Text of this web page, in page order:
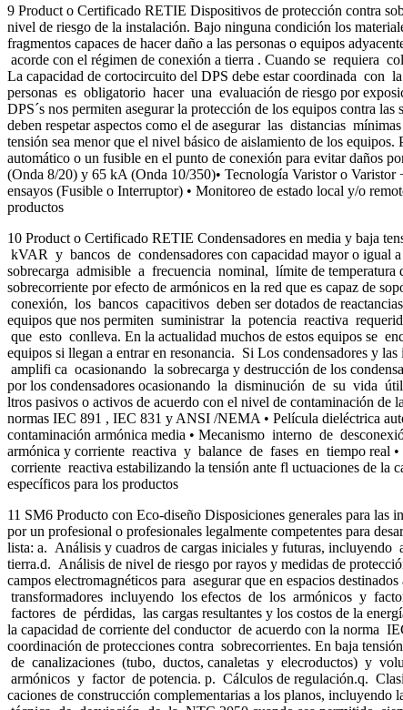
9 Product o Certificado RETIE Dispositivos de protección contra
nivel de riesgo de la instalación. Bajo ninguna condición los
fragmentos capaces de hacer daño a las personas o equipos
acorde con el régimen de conexión a tierra . Cuando se requiera
La capacidad de cortocircuito del DPS debe estar coordinada con
personas es obligatorio hacer una evaluación de riesgo por
DPS´s nos permiten asegurar la protección de los equipos contra
deben respetar aspectos como el de asegurar las distancias
tensión sea menor que el nivel básico de aislamiento de los
automático o un fusible en el punto de conexión para evitar daños
(Onda 8/20) y 65 kA (Onda 10/350)• Tecnología Varistor o
ensayos (Fusible o Interruptor) • Monitoreo de estado local y/o
productos
10 Product o Certificado RETIE Condensadores en media y baja
kVAR y bancos de condensadores con capacidad mayor o igual a
sobrecarga admisible a frecuencia nominal, límite de temperatura
sobrecorriente por efecto de armónicos en la red que es capaz
conexión, los bancos capacitivos deben ser dotados de
equipos que nos permiten suministrar la potencia reactiva
que esto conlleva. En la actualidad muchos de estos equipos se
equipos si llegan a entrar en resonancia. Si Los condensadores
amplifi ca ocasionando la sobrecarga y destrucción de los
por los condensadores ocasionando la disminución de su vida útil
ltros pasivos o activos de acuerdo con el nivel de contaminación de
normas IEC 891 , IEC 831 y ANSI /NEMA • Película dieléctrica
contaminación armónica media • Mecanismo interno de
armónica y corriente reactiva y balance de fases en tiempo real
corriente reactiva estabilizando la tensión ante fl uctuaciones de
específicos para los productos
11 SM6 Producto con Eco-diseño Disposiciones generales para
por un profesional o profesionales legalmente competentes para
lista: a. Análisis y cuadros de cargas iniciales y futuras,
tierra.d. Análisis de nivel de riesgo por rayos y medidas de
campos electromagnéticos para asegurar que en espacios
transformadores incluyendo los efectos de los armónicos y
factores de pérdidas, las cargas resultantes y los costos de la
la capacidad de corriente del conductor de acuerdo con la norma
coordinación de protecciones contra sobrecorrientes. En baja
de canalizaciones (tubo, ductos, canaletas y elecroductos) y
armónicos y factor de potencia. p. Cálculos de regulación.q.
caciones de construcción complementarias a los planos,